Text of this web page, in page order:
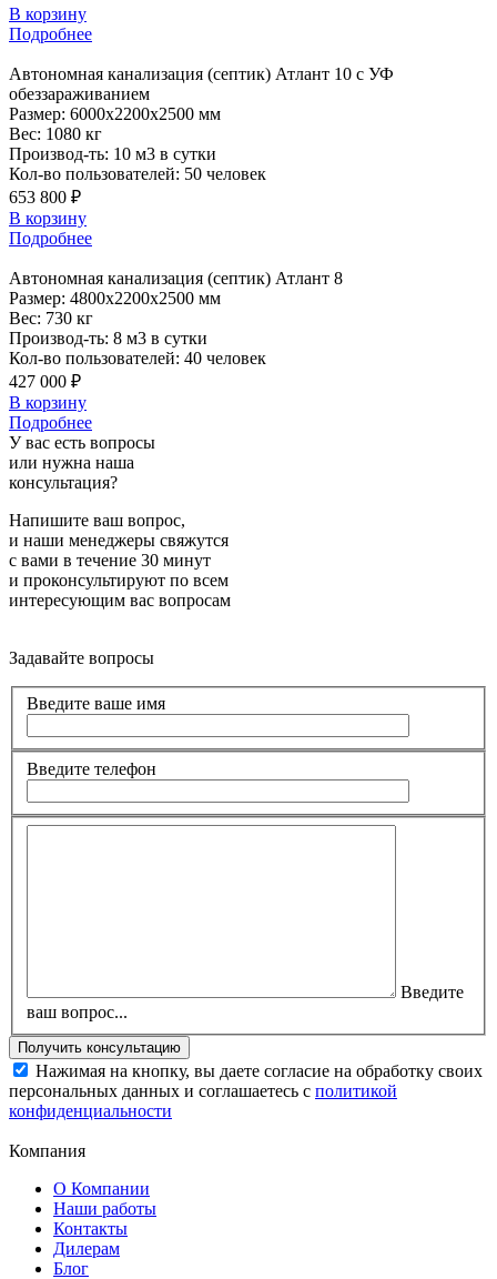
В корзину
Подробнее
Автономная канализация (септик) Атлант 10 с УФ
обеззараживанием
Размер: 6000x2200x2500 мм
Вес: 1080 кг
Производ-ть: 10 м3 в сутки
Кол-во пользователей: 50 человек
653 800 ₽
В корзину
Подробнее
Автономная канализация (септик) Атлант 8
Размер: 4800x2200x2500 мм
Вес: 730 кг
Производ-ть: 8 м3 в сутки
Кол-во пользователей: 40 человек
427 000 ₽
В корзину
Подробнее
У вас есть вопросы
или нужна наша
консультация?
Напишите ваш вопрос,
и наши менеджеры свяжутся
с вами в течение 30 минут
и проконсультируют по всем
интересующим вас вопросам
Задавайте вопросы
Введите ваше имя
Введите телефон
Введите
ваш вопрос...
Нажимая на кнопку, вы даете согласие на обработку своих
персональных данных и соглашаетесь с политикой
конфиденциальности
Компания
О Компании
Наши работы
Контакты
Дилерам
Блог